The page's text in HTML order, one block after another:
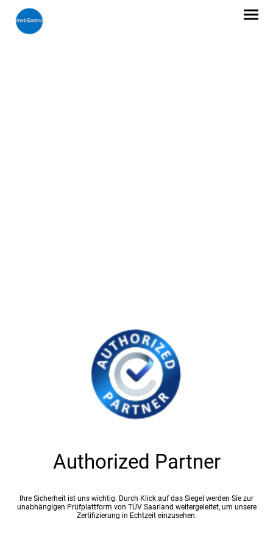
Authorized Partner
Ihre Sicherheit ist uns wichtig. Durch Klick auf das Siegel werden Sie zur
unabhängigen Prüfplattform von TÜV Saarland weitergeleitet, um unsere
Zertifizierung in Echtzeit einzusehen.